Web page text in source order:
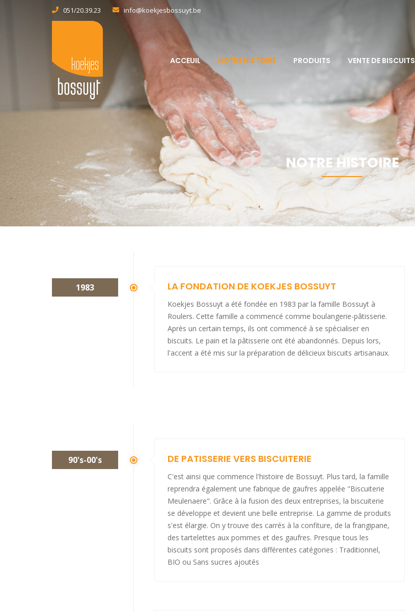
051/20.39.23 info@koekjesbossuyt.be
ACCEUIL NOTRE HISTOIRE PRODUITS VENTE DE BISCUITS
NOTRE HISTOIRE
1983 LA FONDATION DE KOEKJES BOSSUYT
Koekjes Bossuyt a été fondée en 1983 par la famille Bossuyt à
Roulers. Cette famille a commencé comme boulangerie-pâtisserie.
Après un certain temps, ils ont commencé à se spécialiser en
biscuits. Le pain et la pâtisserie ont été abandonnés. Depuis lors,
l'accent a été mis sur la préparation de délicieux biscuits artisanaux.
90's-00's DE PATISSERIE VERS BISCUITERIE
C'est ainsi que commence l'histoire de Bossuyt. Plus tard, la famille
reprendra également une fabrique de gaufres appelée "Biscuiterie
Meulenaere". Grâce à la fusion des deux entreprises, la biscuiterie
se développe et devient une belle entreprise. La gamme de produits
s'est élargie. On y trouve des carrés à la confiture, de la frangipane,
des tartelettes aux pommes et des gaufres. Presque tous les
biscuits sont proposés dans différentes catégories : Traditionnel,
BIO ou Sans sucres ajoutés